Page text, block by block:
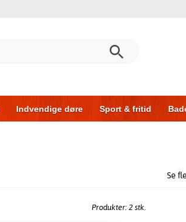
Indvendige døre Sport & fritid
Se
Produkter: 2 stk.